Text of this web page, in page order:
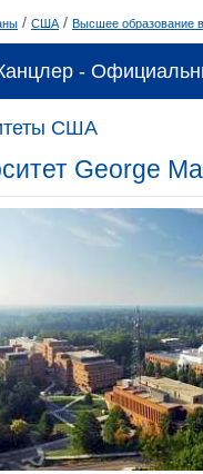
/ США / Высшее образование
-
США
George